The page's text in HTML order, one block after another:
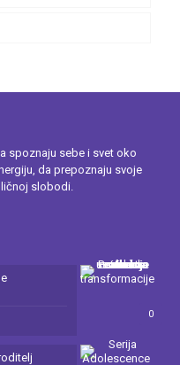
spoznaju sebe i svet oko
da prepoznaju svoje
ličnoj slobodi.
0